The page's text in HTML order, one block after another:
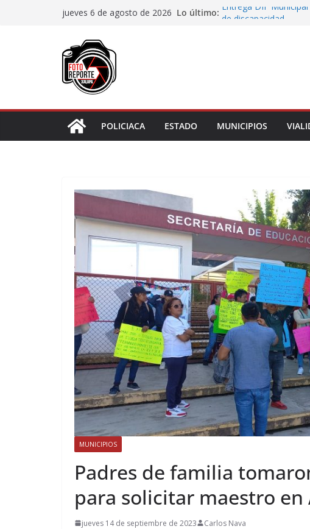
jueves 6 de agosto de 2026 Lo último: Entrega DIF
representar riesgos;
POLICIACA
ESTADO MUNICIPIOS
MUNICIPIOS
Padres de familia
para solicitar maestro
jueves 14 de septiembre de 2023 Carlos Nava